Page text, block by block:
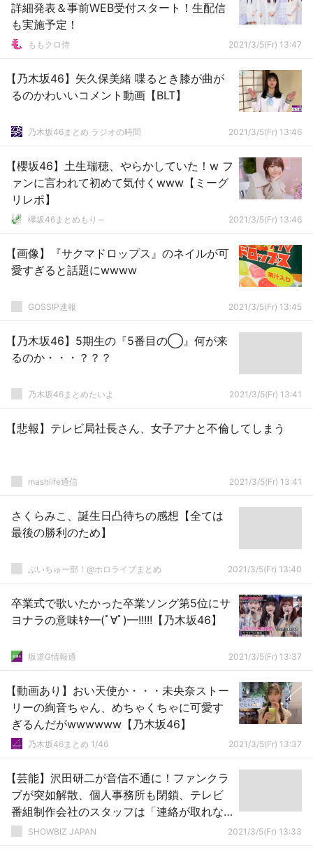
詳細発表＆事前WEB受付スタート！生配信
も実施予定！
ももクロ侍 2021/3/5(Fr) 13:47
【乃木坂46】矢久保美緒 喋るとき膝が曲が
るのかわいいコメント動画【BLT】
乃木坂46まとめ ラジオの時間 2021/3/5(Fr) 13:46
【櫻坂46】土生瑞穂、やらかしていた！w フ
ァンに言われて初めて気付くwww【ミーグ
リレポ】
欅坂46まとめもり～ 2021/3/5(Fr) 13:46
【画像】『サクマドロップス』のネイルが可
愛すぎると話題にwwww
GOSSIP速報 2021/3/5(Fr) 13:45
【乃木坂46】5期生の『5番目の◯』何が来
るのか・・・？？？
乃木坂46まとめたいよ 2021/3/5(Fr) 13:41
【悲報】テレビ局社長さん、女子アナと不倫してしまう
mashlife通信 2021/3/5(Fr) 13:41
さくらみこ、誕生日凸待ちの感想【全ては
最後の勝利のため】
ぶいちゅー部！@ホロライブまとめ 2021/3/5(Fr) 13:40
卒業式で歌いたかった卒業ソング第5位にサ
ヨナラの意味ｷﾀ━(ﾟ∀ﾟ)━!!!!!【乃木坂46】
坂道G情報通 2021/3/5(Fr) 13:37
【動画あり】おい天使か・・・未央奈ストー
リーの絢音ちゃん、めちゃくちゃに可愛す
ぎるんだがwwwwww【乃木坂46】
乃木坂46まとめ 1/46 2021/3/5(Fr) 13:37
【芸能】沢田研二が音信不通に！ファンクラ
ブが突如解散、個人事務所も閉鎖、テレビ
番組制作会社のスタッフは「連絡が取れな
い」と困惑
SHOWBIZ JAPAN 2021/3/5(Fr) 13:33